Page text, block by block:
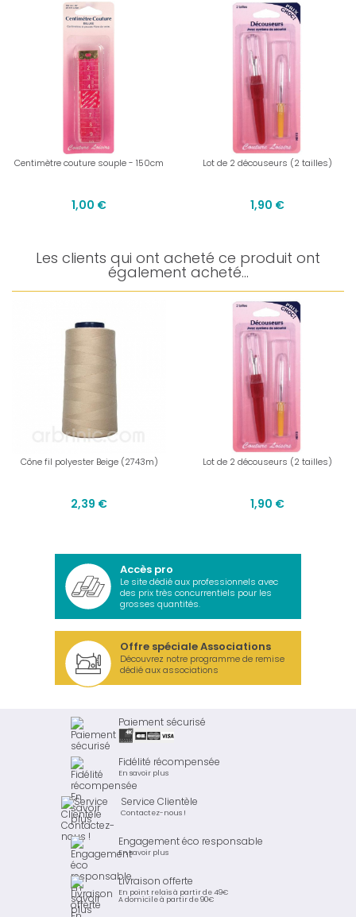
Centimètre couture souple - 150cm
1,00 €
Lot de 2 découseurs (2 tailles)
1,90 €
Les clients qui ont acheté ce produit ont
également acheté...
Cône fil polyester Beige (2743m)
2,39 €
Lot de 2 découseurs (2 tailles)
1,90 €
Accès pro
Le site dédié aux professionnels avec
des prix très concurrentiels pour les
grosses quantités.
Offre spéciale Associations
Découvrez notre programme de remise
dédié aux associations
Paiement sécurisé
Fidélité récompensée
En savoir plus
Service Clientèle
Contactez-nous !
Engagement éco responsable
En savoir plus
Livraison offerte
En point relais à partir de 49€
A domicile à partir de 90€